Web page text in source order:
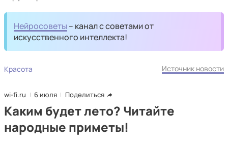
Нейросоветы – канал с советами от
искусственного интеллекта!
Красота Источник новости
wi-fi.ru 6 июля Поделиться
Каким будет лето? Читайте
народные приметы!